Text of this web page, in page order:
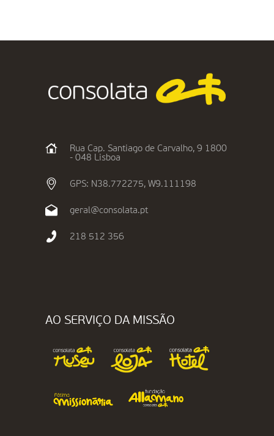
Rua Cap. Santiago de Carvalho, 9 1800
- 048 Lisboa
GPS: N38.772275, W9.111198
geral@consolata.pt
218 512 356
AO SERVIÇO DA MISSÃO